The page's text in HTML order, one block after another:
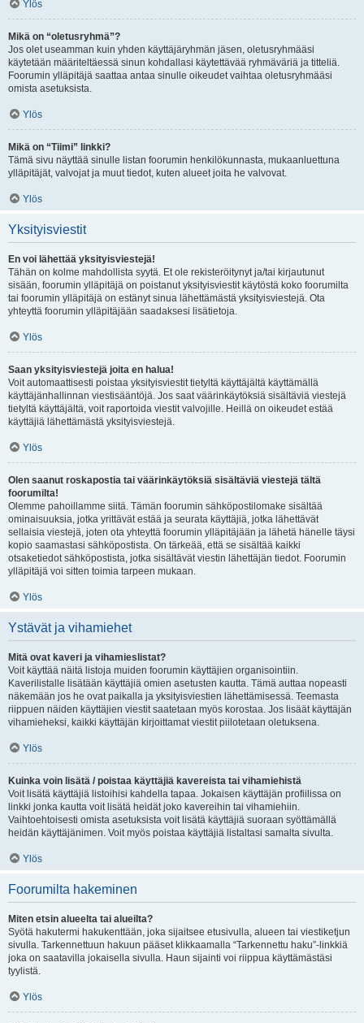
Ylös
Mikä on “oletusryhmä”?
Jos olet useamman kuin yhden käyttäjäryhmän jäsen, oletusryhmääsi
käytetään määriteltäessä sinun kohdallasi käytettävää ryhmäväriä ja titteliä.
Foorumin ylläpitäjä saattaa antaa sinulle oikeudet vaihtaa oletusryhmääsi
omista asetuksista.
Ylös
Mikä on “Tiimi” linkki?
Tämä sivu näyttää sinulle listan foorumin henkilökunnasta, mukaanluettuna
ylläpitäjät, valvojat ja muut tiedot, kuten alueet joita he valvovat.
Ylös
Yksityisviestit
En voi lähettää yksityisviestejä!
Tähän on kolme mahdollista syytä. Et ole rekisteröitynyt ja/tai kirjautunut
sisään, foorumin ylläpitäjä on poistanut yksityisviestit käytöstä koko foorumilta
tai foorumin ylläpitäjä on estänyt sinua lähettämästä yksityisviestejä. Ota
yhteyttä foorumin ylläpitäjään saadaksesi lisätietoja.
Ylös
Saan yksityisviestejä joita en halua!
Voit automaattisesti poistaa yksityisviestit tietyltä käyttäjältä käyttämällä
käyttäjänhallinnan viestisääntöjä. Jos saat väärinkäytöksiä sisältäviä viestejä
tietyltä käyttäjältä, voit raportoida viestit valvojille. Heillä on oikeudet estää
käyttäjiä lähettämästä yksityisviestejä.
Ylös
Olen saanut roskapostia tai väärinkäytöksiä sisältäviä viestejä tältä
foorumilta!
Olemme pahoillamme siitä. Tämän foorumin sähköpostilomake sisältää
ominaisuuksia, jotka yrittävät estää ja seurata käyttäjiä, jotka lähettävät
sellaisia viestejä, joten ota yhteyttä foorumin ylläpitäjään ja lähetä hänelle täysi
kopio saamastasi sähköpostista. On tärkeää, että se sisältää kaikki
otsaketiedot sähköpostista, jotka sisältävät viestin lähettäjän tiedot. Foorumin
ylläpitäjä voi sitten toimia tarpeen mukaan.
Ylös
Ystävät ja vihamiehet
Mitä ovat kaveri ja vihamieslistat?
Voit käyttää näitä listoja muiden foorumin käyttäjien organisointiin.
Kaverilistalle lisätään käyttäjiä omien asetusten kautta. Tämä auttaa nopeasti
näkemään jos he ovat paikalla ja yksityisviestien lähettämisessä. Teemasta
riippuen näiden käyttäjien viestit saatetaan myös korostaa. Jos lisäät käyttäjän
vihamieheksi, kaikki käyttäjän kirjoittamat viestit piilotetaan oletuksena.
Ylös
Kuinka voin lisätä / poistaa käyttäjiä kavereista tai vihamiehistä
Voit lisätä käyttäjiä listoihisi kahdella tapaa. Jokaisen käyttäjän profiilissa on
linkki jonka kautta voit lisätä heidät joko kavereihin tai vihamiehiin.
Vaihtoehtoisesti omista asetuksista voit lisätä käyttäjiä suoraan syöttämällä
heidän käyttäjänimen. Voit myös poistaa käyttäjiä listaltasi samalta sivulta.
Ylös
Foorumilta hakeminen
Miten etsin alueelta tai alueilta?
Syötä hakutermi hakukenttään, joka sijaitsee etusivulla, alueen tai viestiketjun
sivulla. Tarkennettuun hakuun pääset klikkaamalla “Tarkennettu haku”-linkkiä
joka on saatavilla jokaisella sivulla. Haun sijainti voi riippua käyttämästäsi
tyylistä.
Ylös